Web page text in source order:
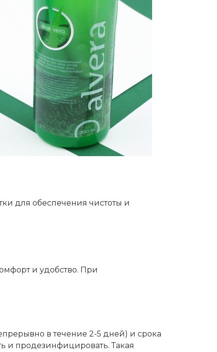
для обеспечения чистоты и
и удобство. При
в течение 2-5 дней) и срока
и продезинфицировать. Такая